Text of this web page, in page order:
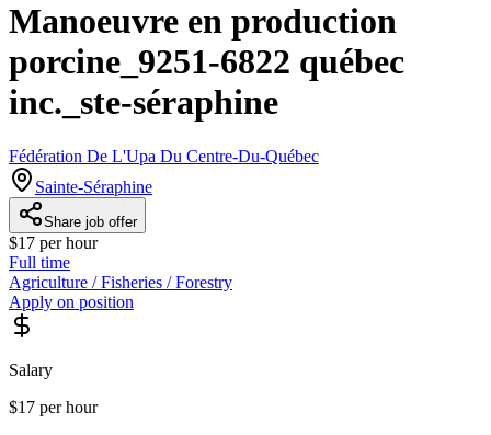
Manoeuvre en production
porcine_9251-6822 québec
inc._ste-séraphine
Fédération De L'Upa Du Centre-Du-Québec
Sainte-Séraphine
Share job offer
$17 per hour
Full time
Agriculture / Fisheries / Forestry
Apply on position
Salary
$17 per hour